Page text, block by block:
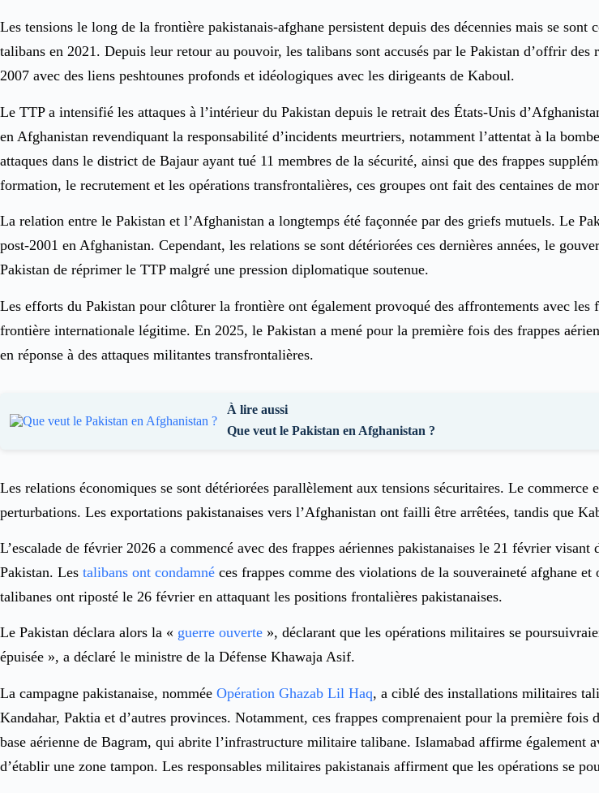
Les tensions le long de la frontière pakistanais-afghane persistent depuis des décennies mais se
talibans en 2021. Depuis leur retour au pouvoir, les talibans sont accusés par le Pakistan d’offrir
2007 avec des liens peshtounes profonds et idéologiques avec les dirigeants de Kaboul.
Le TTP a intensifié les attaques à l’intérieur du Pakistan depuis le retrait des États-Unis
en Afghanistan revendiquant la responsabilité d’incidents meurtriers, notamment l’attentat à la
attaques dans le district de Bajaur ayant tué 11 membres de la sécurité, ainsi que des frappes
formation, le recrutement et les opérations transfrontalières, ces groupes ont fait des centaines de
La relation entre le Pakistan et l’Afghanistan a longtemps été façonnée par des griefs mutuels. Le
post-2001 en Afghanistan. Cependant, les relations se sont détériorées ces dernières années, le
Pakistan de réprimer le TTP malgré une pression diplomatique soutenue.
Les efforts du Pakistan pour clôturer la frontière ont également provoqué des affrontements avec
frontière internationale légitime. En 2025, le Pakistan a mené pour la première fois des frappes
en réponse à des attaques militantes transfrontalières.
À lire aussi
Que veut le Pakistan en Afghanistan ?
Les relations économiques se sont détériorées parallèlement aux tensions sécuritaires. Le
perturbations. Les exportations pakistanaises vers l’Afghanistan ont failli être arrêtées, tandis que
L’escalade de février 2026 a commencé avec des frappes aériennes pakistanaises le 21 février
Pakistan. Les talibans ont condamné ces frappes comme des violations de la souveraineté afghane
talibanes ont riposté le 26 février en attaquant les positions frontalières pakistanaises.
Le Pakistan déclara alors la « guerre ouverte », déclarant que les opérations militaires se
épuisée », a déclaré le ministre de la Défense Khawaja Asif.
La campagne pakistanaise, nommée Opération Ghazab Lil Haq, a ciblé des installations militaires
Kandahar, Paktia et d’autres provinces. Notamment, ces frappes comprenaient pour la première
base aérienne de Bagram, qui abrite l’infrastructure militaire talibane. Islamabad affirme également
d’établir une zone tampon. Les responsables militaires pakistanais affirment que les opérations se